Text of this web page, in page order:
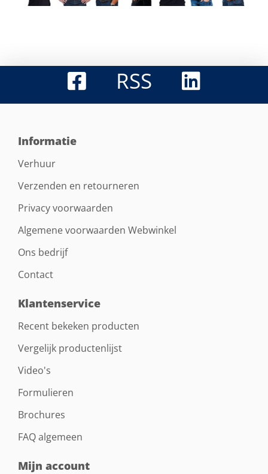
RSS
Informatie
Verhuur
Verzenden en retourneren
Privacy voorwaarden
Algemene voorwaarden Webwinkel
Ons bedrijf
Contact
Klantenservice
Recent bekeken producten
Vergelijk productenlijst
Video's
Formulieren
Brochures
FAQ algemeen
Mijn account